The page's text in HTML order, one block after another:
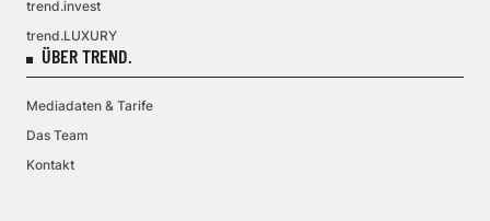
trend.invest
trend.LUXURY
ÜBER TREND.
Mediadaten & Tarife
Das Team
Kontakt